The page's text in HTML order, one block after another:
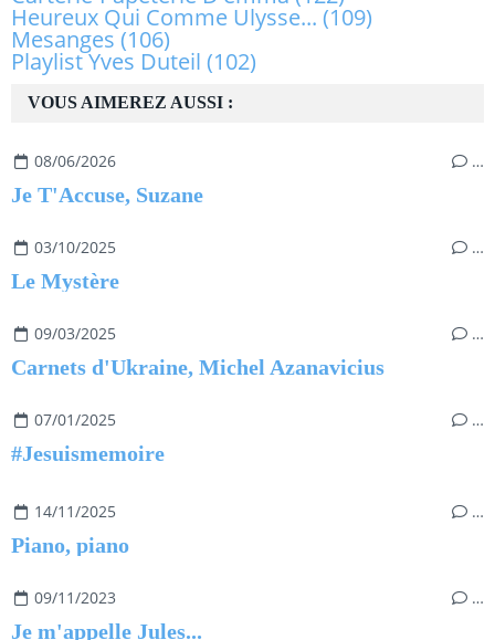
VOUS AIMEREZ AUSSI :
08/06/2026 …
Je T'Accuse, Suzane
03/10/2025 …
Le Mystère
09/03/2025 …
Carnets d'Ukraine, Michel Azanavicius
07/01/2025 …
#Jesuismemoire
14/11/2025 …
Piano, piano
09/11/2023 …
Je m'appelle Jules...
Heureux Qui Comme Ulysse... (109)
Mesanges(106)
Playlist Yves Duteil (102)